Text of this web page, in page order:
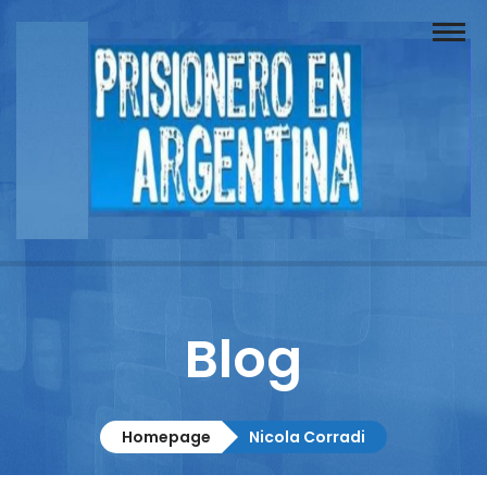
Buscador
Documentos
Columnistas
Contacto
Blog
Homepage Nicola Corradi